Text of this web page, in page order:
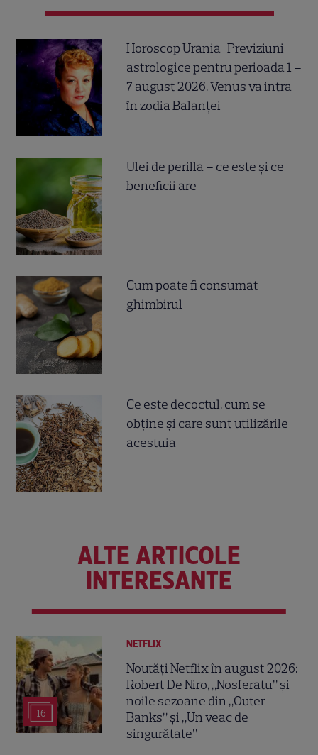
Horoscop Urania | Previziuni
astrologice pentru perioada 1 –
7 august 2026. Venus va intra
în zodia Balanței
Ulei de perilla – ce este și ce
beneficii are
Cum poate fi consumat
ghimbirul
Ce este decoctul, cum se
obţine şi care sunt utilizările
acestuia
ALTE ARTICOLE
INTERESANTE
16
NETFLIX
Noutăți Netflix în august 2026:
Robert De Niro, „Nosferatu” și
noile sezoane din „Outer
Banks” și „Un veac de
singurătate”